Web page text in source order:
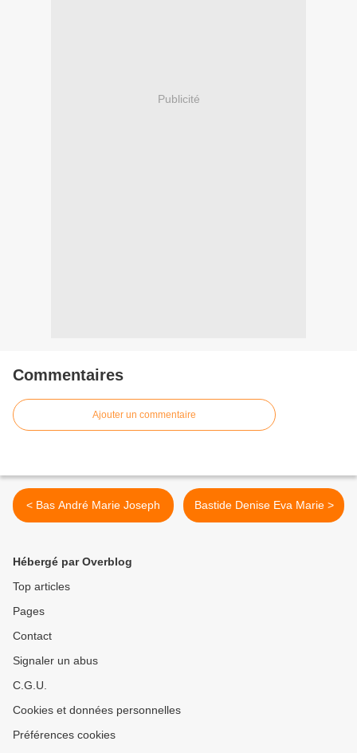
Publicité
Commentaires
Ajouter un commentaire
< Bas André Marie Joseph Bastide Denise Eva Marie >
Hébergé par Overblog
Top articles
Pages
Contact
Signaler un abus
C.G.U.
Cookies et données personnelles
Préférences cookies